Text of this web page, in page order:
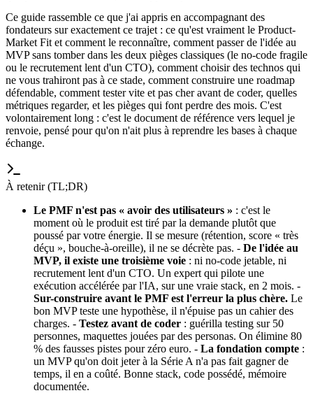
Ce guide rassemble ce que j'ai appris en accompagnant des
fondateurs sur exactement ce trajet : ce qu'est vraiment le Product-
Market Fit et comment le reconnaître, comment passer de l'idée au
MVP sans tomber dans les deux pièges classiques (le no-code fragile
ou le recrutement lent d'un CTO), comment choisir des technos qui
ne vous trahiront pas à ce stade, comment construire une roadmap
défendable, comment tester vite et pas cher avant de coder, quelles
métriques regarder, et les pièges qui font perdre des mois. C'est
volontairement long : c'est le document de référence vers lequel je
renvoie, pensé pour qu'on n'ait plus à reprendre les bases à chaque
échange.
À retenir (TL;DR)
Le PMF n'est pas « avoir des utilisateurs » : c'est le
moment où le produit est tiré par la demande plutôt que
poussé par votre énergie. Il se mesure (rétention, score « très
déçu », bouche-à-oreille), il ne se décrète pas. - De l'idée au
MVP, il existe une troisième voie : ni no-code jetable, ni
recrutement lent d'un CTO. Un expert qui pilote une
exécution accélérée par l'IA, sur une vraie stack, en 2 mois. -
Sur-construire avant le PMF est l'erreur la plus chère. Le
bon MVP teste une hypothèse, il n'épuise pas un cahier des
charges. - Testez avant de coder : guérilla testing sur 50
personnes, maquettes jouées par des personas. On élimine 80
% des fausses pistes pour zéro euro. - La fondation compte :
un MVP qu'on doit jeter à la Série A n'a pas fait gagner de
temps, il en a coûté. Bonne stack, code possédé, mémoire
documentée.